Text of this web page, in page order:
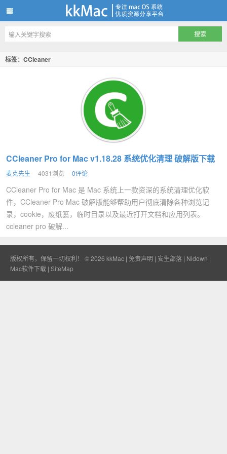
kkMac
标签：CCleaner
CCleaner Pro for Mac v1.18.28 系统优化清理 破解版下载
麦克先生 4031浏览 0评论
CCleaner Pro for Mac 是 Mac 系统上一款资深的系统清理优化软
件，CCleaner Pro Mac 破解版能够帮助用户彻底清除各种浏览记
录，cookie，废纸篓，临时目录以及最近打开文档和应用列表。
ccleaner pro 破解...
版权所有，保留一切权利！ © 2026 kkMac | 免责声明 | 安生部落 | Nidown |
Mac软件下载 | SiteMap